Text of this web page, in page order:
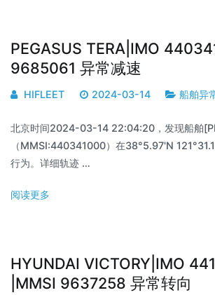
PEGASUS TERA|IMO
9685061 异常减速
HIFLEET 2024-03-14 船舶异
北京时间2024-03-14 22:04:20，发现船舶
（MMSI:440341000）在38°5.97'N
行为。详细轨迹 …
阅读更多
HYUNDAI VICTORY|IMO
|MMSI 9637258 异常转向